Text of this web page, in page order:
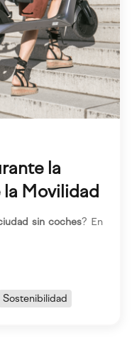
la
la Movilidad
sin coches? En
Sostenibilidad